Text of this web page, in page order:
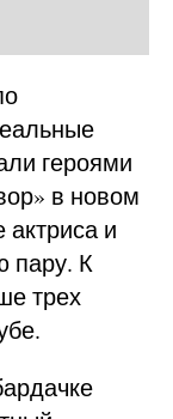
героями
в новом
и
пару. К
трех